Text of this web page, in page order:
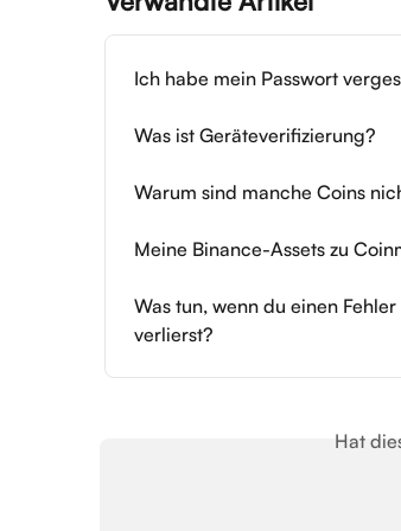
Ich habe mein Passwort
Was ist Geräteverifizierung?
Warum sind manche Coins
Meine Binance-Assets zu
Was tun, wenn du einen
verlierst?
Hat